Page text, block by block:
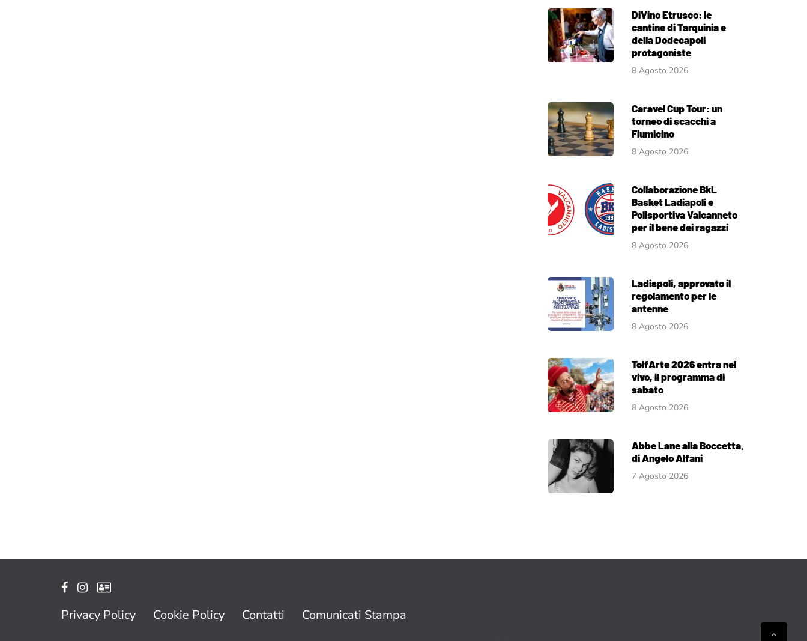
DiVino Etrusco: le
cantine di Tarquinia e
della Dodecapoli
protagoniste
8 Agosto 2026
Caravel Cup Tour: un
torneo di scacchi a
Fiumicino
8 Agosto 2026
Collaborazione BkL
Basket Ladiapoli e
Polisportiva Valcanneto
per il bene dei ragazzi
8 Agosto 2026
Ladispoli, approvato il
regolamento per le
antenne
8 Agosto 2026
TolfArte 2026 entra nel
vivo, il programma di
sabato
8 Agosto 2026
Abbe Lane alla Boccetta.
di Angelo Alfani
7 Agosto 2026
Privacy Policy Cookie Policy Contatti Comunicati Stampa